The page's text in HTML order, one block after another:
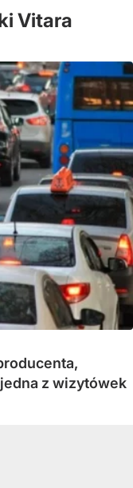
Vitara
z wizytówek